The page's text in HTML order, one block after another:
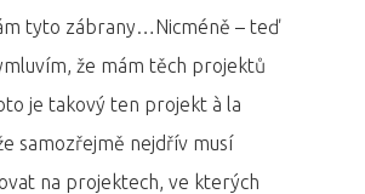
tyto zábrany…Nicméně – teď
že mám těch projektů
je takový ten projekt à la
samozřejmě nejdřív musí
na projektech, ve kterých